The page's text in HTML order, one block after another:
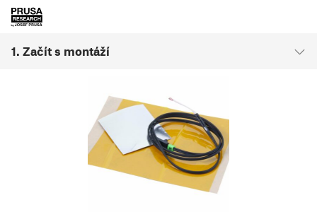
1. Začít s montáží